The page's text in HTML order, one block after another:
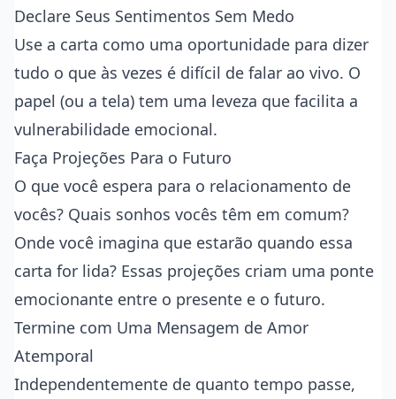
Declare Seus Sentimentos Sem Medo
Use a carta como uma oportunidade para dizer
tudo o que às vezes é difícil de falar ao vivo. O
papel (ou a tela) tem uma leveza que facilita a
vulnerabilidade emocional.
Faça Projeções Para o Futuro
O que você espera para o relacionamento de
vocês? Quais sonhos vocês têm em comum?
Onde você imagina que estarão quando essa
carta for lida? Essas projeções criam uma ponte
emocionante entre o presente e o futuro.
Termine com Uma Mensagem de Amor
Atemporal
Independentemente de quanto tempo passe,